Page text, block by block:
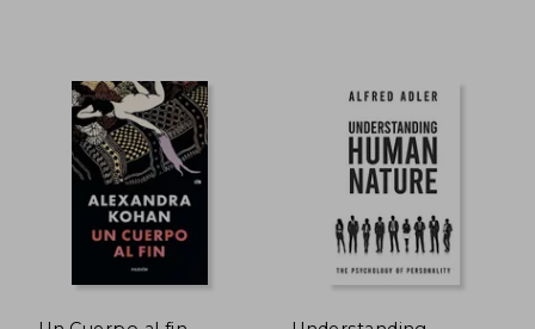
50%
dcto.
$ 143.190
$ 71.595
10%
dcto.